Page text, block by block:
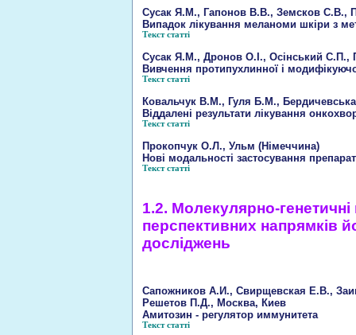
Сусак Я.М., Гапонов В.В., Земсков С.В.,
Випадок лікування меланоми шкіри з
Текст статті
Сусак Я.М., Дронов О.І., Осінський С.П.,
Вивчення протипухлинної і
Текст статті
Ковальчук В.М., Гуля Б.М.,
Віддалені результати лікування
Текст статті
Прокопчук О.Л., Ульм (Німеччина)
Нові модальності застосування
Текст статті
1.2. Молекулярно-генетичні
перспективних напрямків
досліджень
Сапожников А.И., Свирщевская Е.В.,
Решетов П.Д., Москва, Киев
Амитозин - регулятор иммунитета
Текст статті